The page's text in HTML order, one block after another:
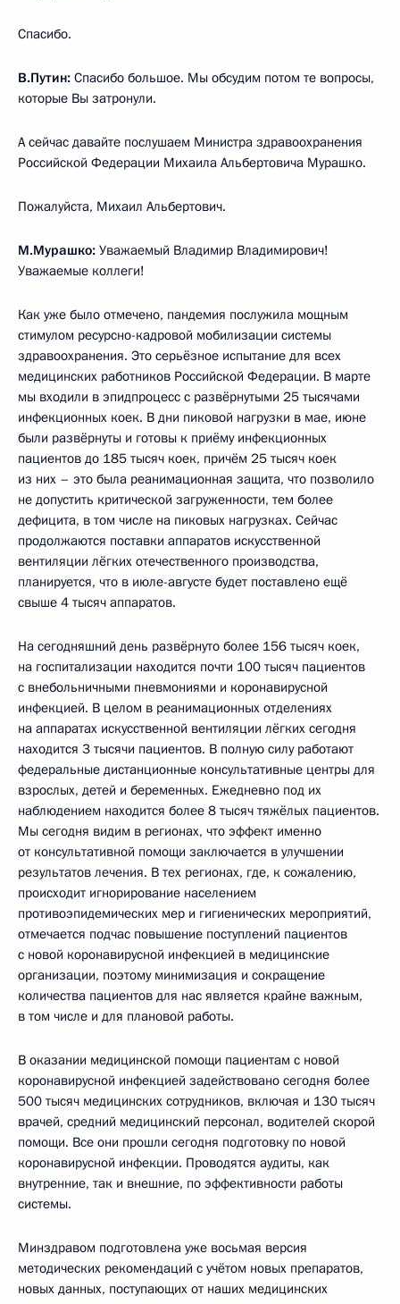
Спасибо.
В.Путин: Спасибо большое. Мы обсудим потом те вопросы,
которые Вы затронули.
А сейчас давайте послушаем Министра здравоохранения
Российской Федерации Михаила Альбертовича Мурашко.
Пожалуйста, Михаил Альбертович.
М.Мурашко: Уважаемый Владимир Владимирович!
Уважаемые коллеги!
Как уже было отмечено, пандемия послужила мощным
стимулом ресурсно-кадровой мобилизации системы
здравоохранения. Это серьёзное испытание для всех
медицинских работников Российской Федерации. В марте
мы входили в эпидпроцесс с развёрнутыми 25 тысячами
инфекционных коек. В дни пиковой нагрузки в мае, июне
были развёрнуты и готовы к приёму инфекционных
пациентов до 185 тысяч коек, причём 25 тысяч коек
из них – это была реанимационная защита, что позволило
не допустить критической загруженности, тем более
дефицита, в том числе на пиковых нагрузках. Сейчас
продолжаются поставки аппаратов искусственной
вентиляции лёгких отечественного производства,
планируется, что в июле-августе будет поставлено ещё
свыше 4 тысяч аппаратов.
На сегодняшний день развёрнуто более 156 тысяч коек,
на госпитализации находится почти 100 тысяч пациентов
с внебольничными пневмониями и коронавирусной
инфекцией. В целом в реанимационных отделениях
на аппаратах искусственной вентиляции лёгких сегодня
находится 3 тысячи пациентов. В полную силу работают
федеральные дистанционные консультативные центры для
взрослых, детей и беременных. Ежедневно под их
наблюдением находится более 8 тысяч тяжёлых пациентов.
Мы сегодня видим в регионах, что эффект именно
от консультативной помощи заключается в улучшении
результатов лечения. В тех регионах, где, к сожалению,
происходит игнорирование населением
противоэпидемических мер и гигиенических мероприятий,
отмечается подчас повышение поступлений пациентов
с новой коронавирусной инфекцией в медицинские
организации, поэтому минимизация и сокращение
количества пациентов для нас является крайне важным,
в том числе и для плановой работы.
В оказании медицинской помощи пациентам с новой
коронавирусной инфекцией задействовано сегодня более
500 тысяч медицинских сотрудников, включая и 130 тысяч
врачей, средний медицинский персонал, водителей скорой
помощи. Все они прошли сегодня подготовку по новой
коронавирусной инфекции. Проводятся аудиты, как
внутренние, так и внешние, по эффективности работы
системы.
Минздравом подготовлена уже восьмая версия
методических рекомендаций с учётом новых препаратов,
новых данных, поступающих от наших медицинских